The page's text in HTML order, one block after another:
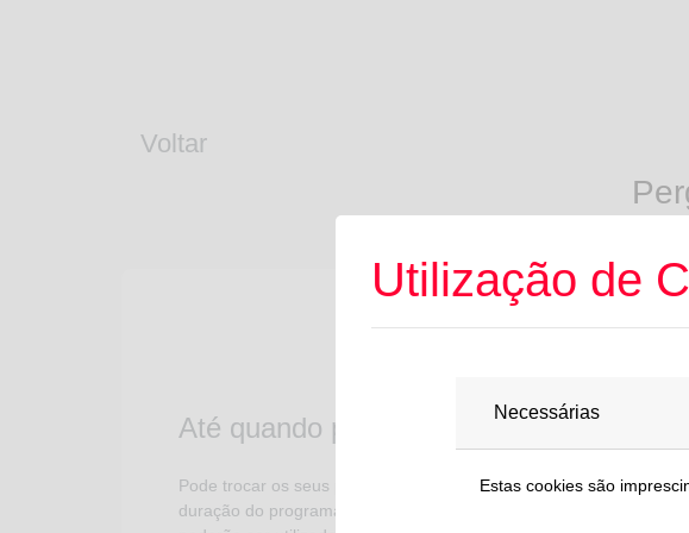
Utilização de
Necessárias
Estas cookies são
Voltar
Até quando posso trocar os meus
Pode trocar os seus pontos enquanto a campanha estiver online,
duração do programa e a respetiva validade dos pontos. É muito